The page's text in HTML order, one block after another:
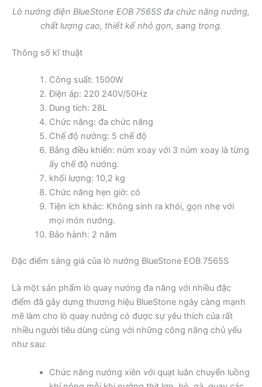
Lò nướng điện BlueStone EOB 7565S đa chức năng nướng,
chất lượng cao, thiết kế nhỏ gọn, sang trọng.
Thông số kĩ thuật
Công suất: 1500W
Điện áp: 220 240V/50Hz
Dung tích: 28L
Chức năng: đa chức năng
Chế độ nướng: 5 chế độ
Bảng điều khiển: núm xoay với 3 núm xoay là từng
ấy chế độ nướng.
khối lượng: 10,2 kg
Chức năng hẹn giờ: có
Tiện ích khác: Không sinh ra khói, gọn nhẹ với
mọi món nướng.
Bảo hành: 2 năm
Đặc điểm sáng giá của lò nướng BlueStone EOB 7565S
Là một sản phẩm lò quay nướng đa năng với nhiều đặc
điểm đã gây dựng thương hiệu BlueStone ngày càng mạnh
mẽ làm cho lò quay nướng có được sự yêu thích của rất
nhiều người tiêu dùng cùng với những công năng chủ yếu
như sau:
Chức năng nướng xiên với quạt luân chuyển luồng